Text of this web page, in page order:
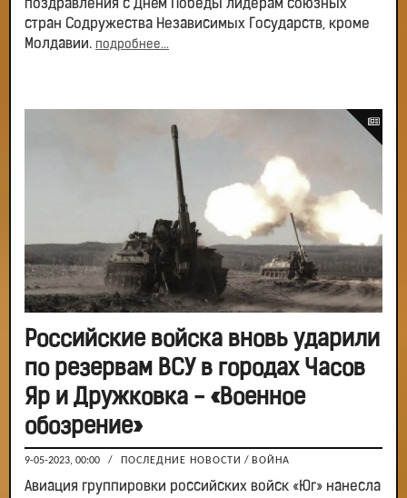
поздравления с Днём Победы лидерам союзных
стран Содружества Независимых Государств, кроме
Молдавии. подробнее...
Российские войска вновь ударили
по резервам ВСУ в городах Часов
Яр и Дружковка - «Военное
обозрение»
9-05-2023, 00:00 / ПОСЛЕДНИЕ НОВОСТИ / ВОЙНА
Авиация группировки российских войск «Юг» нанесла